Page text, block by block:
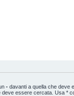
- davanti a quella che deve
essere cercata. Usa *